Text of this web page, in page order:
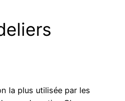
la plus utilisée par les